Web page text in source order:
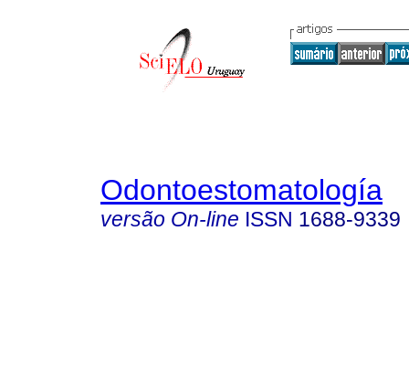
Odontoestomatología
versão On-line ISSN 1688-9339